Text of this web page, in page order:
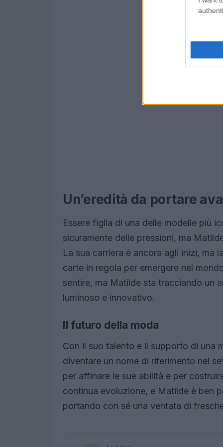
Un’eredità da portare
Essere figlia di una delle modelle più
sicuramente delle pressioni, ma
La sua carriera è ancora agli inizi, ma
carte in regola per emergere nel
sentire, ma Matilde sta tracciando un
luminoso e innovativo.
Il futuro della moda
Con il suo talento e il supporto di una
diventare un nome di riferimento nel
per affinare le sue abilità e per
continua evoluzione, e Matilde è ben
portando con sé una ventata di